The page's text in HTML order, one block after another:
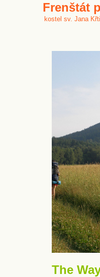
Frenštát
kostel sv. Jana
The